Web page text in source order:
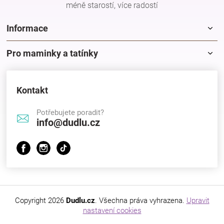
méně starostí, více radostí
Informace
Pro maminky a tatínky
Kontakt
Potřebujete poradit?
info@dudlu.cz
Copyright 2026 Dudlu.cz. Všechna práva vyhrazena. Upravit
nastavení cookies